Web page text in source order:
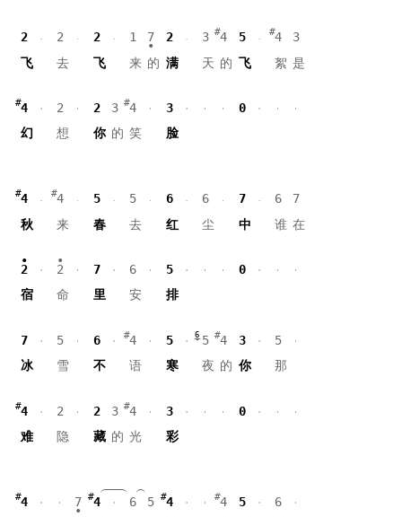
2 2 2 1 7 2 3 4 5 4
3
飞
去 飞 来 的 满 天 的 飞 絮 是
4 2 2 3 4 3
0
幻
想 你 的 笑 脸
4 4 5 5 6 6 7 6
7
秋
来 春 去 红 尘 中 谁 在
2 2 7 6 5
0
宿
命 里 安 排
7 5 6 4 5 6 5 4 3
5
冰
雪 不 语 寒 夜 的 你 那
4 2 2 3 4 3
0
难
隐 藏 的 光 彩
4 7 4 6 5 4 4 5
6